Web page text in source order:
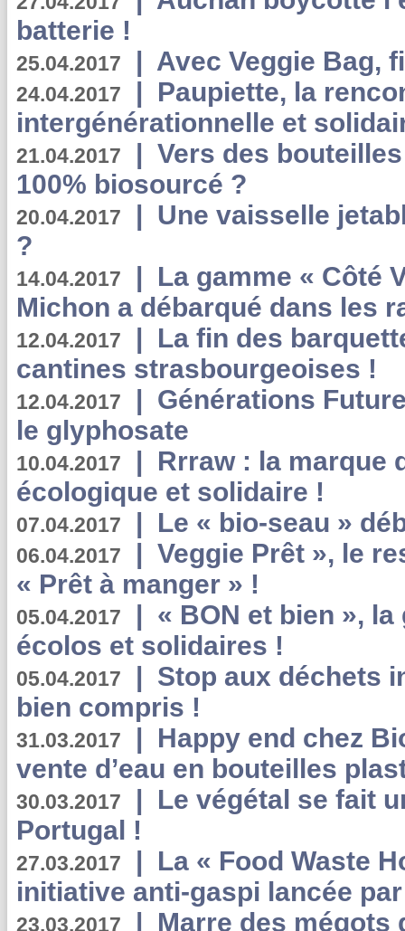
batterie !
25.04.2017 | Avec Veggie Bag,
24.04.2017 | Paupiette, la
intergénérationnelle et
21.04.2017 | Vers des
100% biosourcé ?
20.04.2017 | Une vaisselle
?
14.04.2017 | La gamme « Côté
Michon a débarqué dans les
12.04.2017 | La fin des
cantines strasbourgeoises !
12.04.2017 | Générations
le glyphosate
10.04.2017 | Rrraw : la marque
écologique et solidaire !
07.04.2017 | Le « bio-seau »
06.04.2017 | Veggie Prêt », le
« Prêt à manger » !
05.04.2017 | « BON et bien »,
écolos et solidaires !
05.04.2017 | Stop aux déchets
bien compris !
31.03.2017 | Happy end chez
vente d’eau en bouteilles
30.03.2017 | Le végétal se fait
Portugal !
27.03.2017 | La « Food Waste
initiative anti-gaspi lancée
23.03.2017 | Marre des mégots